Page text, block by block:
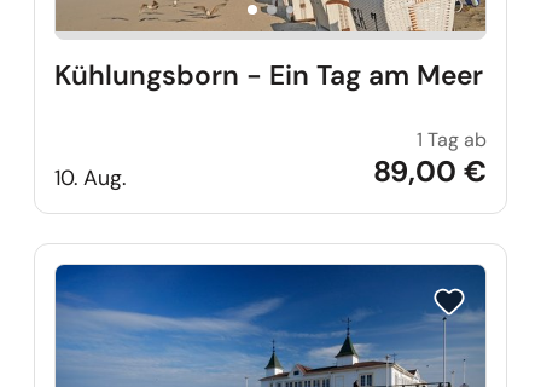
Kühlungsborn - Ein Tag am Meer
10. Aug.
1 Tag ab
89,00 €
Reise auf